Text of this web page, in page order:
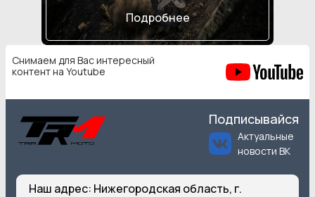
Подробнее
Снимаем для Вас интересный
контент на Youtube
Подписывайся
Актуальные
новости ВК
Наш адрес: Нижегородская область, г.